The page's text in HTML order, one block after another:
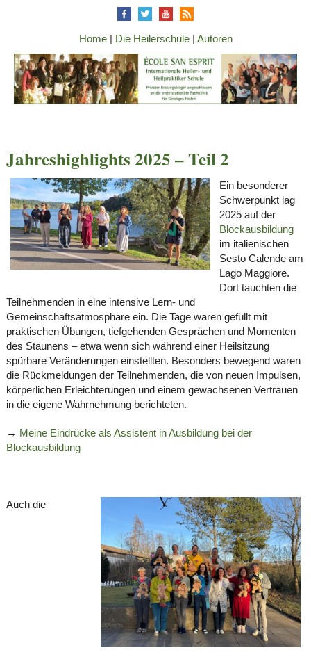
Home| Die Heilerschule| Autoren
Jahreshighlights 2025 – Teil 2
Ein besonderer
Schwerpunkt lag
2025 auf der
Blockausbildung
im italienischen
Sesto Calende am
Lago Maggiore.
Dort tauchten die
Teilnehmenden in eine intensive Lern- und
Gemeinschaftsatmosphäre ein. Die Tage waren gefüllt mit
praktischen Übungen, tiefgehenden Gesprächen und Momenten
des Staunens – etwa wenn sich während einer Heilsitzung
spürbare Veränderungen einstellten. Besonders bewegend waren
die Rückmeldungen der Teilnehmenden, die von neuen Impulsen,
körperlichen Erleichterungen und einem gewachsenen Vertrauen
in die eigene Wahrnehmung berichteten.
→ Meine Eindrücke als Assistent in Ausbildung bei der
Blockausbildung
Auch die